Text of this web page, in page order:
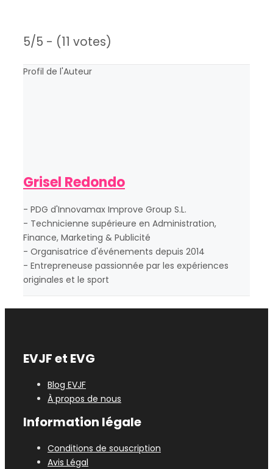
5/5 - (11 votes)
Profil de l'Auteur
Grisel Redondo
- PDG d'Innovamax Improve Group S.L.
- Technicienne supérieure en Administration,
Finance, Marketing & Publicité
- Organisatrice d'événements depuis 2014
- Entrepreneuse passionnée par les expériences
originales et le sport
EVJF et EVG
Blog EVJF
À propos de nous
Information légale
Conditions de souscription
Avis Légal